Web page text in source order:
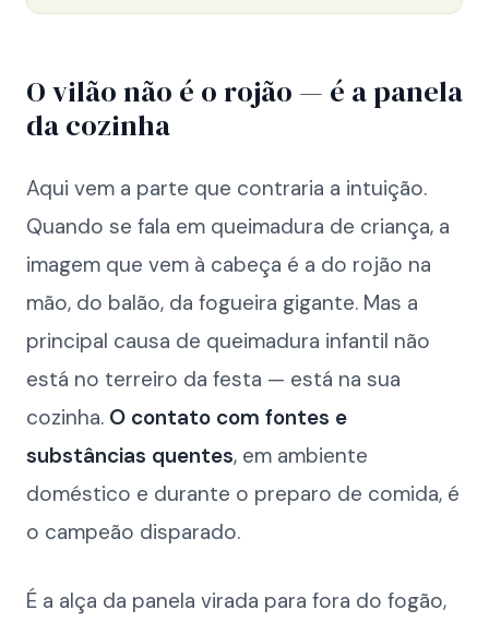
O vilão não é o rojão — é a panela
da cozinha
Aqui vem a parte que contraria a intuição.
Quando se fala em queimadura de criança, a
imagem que vem à cabeça é a do rojão na
mão, do balão, da fogueira gigante. Mas a
principal causa de queimadura infantil não
está no terreiro da festa — está na sua
cozinha. O contato com fontes e
substâncias quentes, em ambiente
doméstico e durante o preparo de comida, é
o campeão disparado.
É a alça da panela virada para fora do fogão,